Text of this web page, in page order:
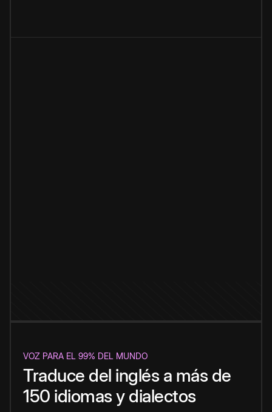
VOZ PARA EL 99% DEL MUNDO
Traduce del inglés a más de
150 idiomas y dialectos